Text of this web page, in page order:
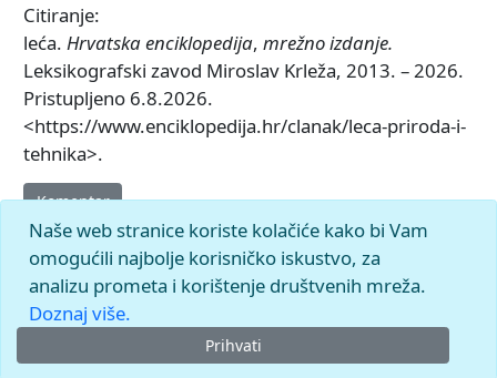
Citiranje:
leća. Hrvatska enciklopedija, mrežno izdanje.
Leksikografski zavod Miroslav Krleža, 2013. – 2026.
Pristupljeno 6.8.2026.
<https://www.enciklopedija.hr/clanak/leca-priroda-i-
tehnika>.
Komentar
Naše web stranice koriste kolačiće kako bi Vam
omogućili najbolje korisničko iskustvo, za
analizu prometa i korištenje društvenih mreža.
Doznaj više.
Prihvati
© 2026.Leksikografski zavodMiroslav Krleža